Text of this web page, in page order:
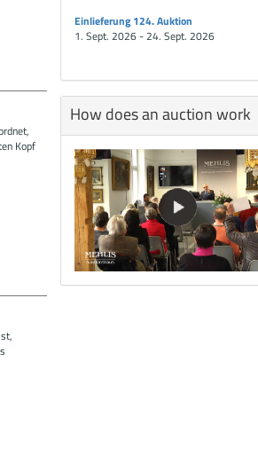
Kopf
Einlieferung 124. Auktion
1. Sept. 2026 - 24. Sept. 2026
How does an auction work